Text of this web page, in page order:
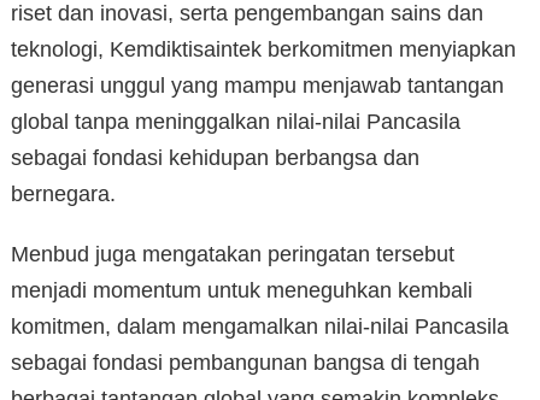
riset dan inovasi, serta pengembangan sains dan
teknologi, Kemdiktisaintek berkomitmen menyiapkan
generasi unggul yang mampu menjawab tantangan
global tanpa meninggalkan nilai-nilai Pancasila
sebagai fondasi kehidupan berbangsa dan
bernegara.
Menbud juga mengatakan peringatan tersebut
menjadi momentum untuk meneguhkan kembali
komitmen, dalam mengamalkan nilai-nilai Pancasila
sebagai fondasi pembangunan bangsa di tengah